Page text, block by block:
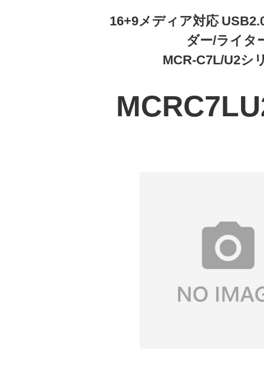
16+9メディア対応
ダー/ライタ
MCR-C7L/U2シ